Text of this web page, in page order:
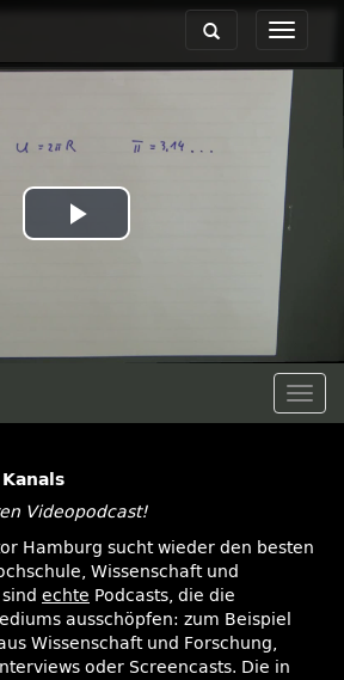
Toggle
Toggle
Play
Videopodcast!
Hamburg sucht wieder den besten
Wissenschaft und
echte Podcasts, die die
ausschöpfen: zum Beispiel
Wissenschaft und Forschung,
oder Screencasts. Die in